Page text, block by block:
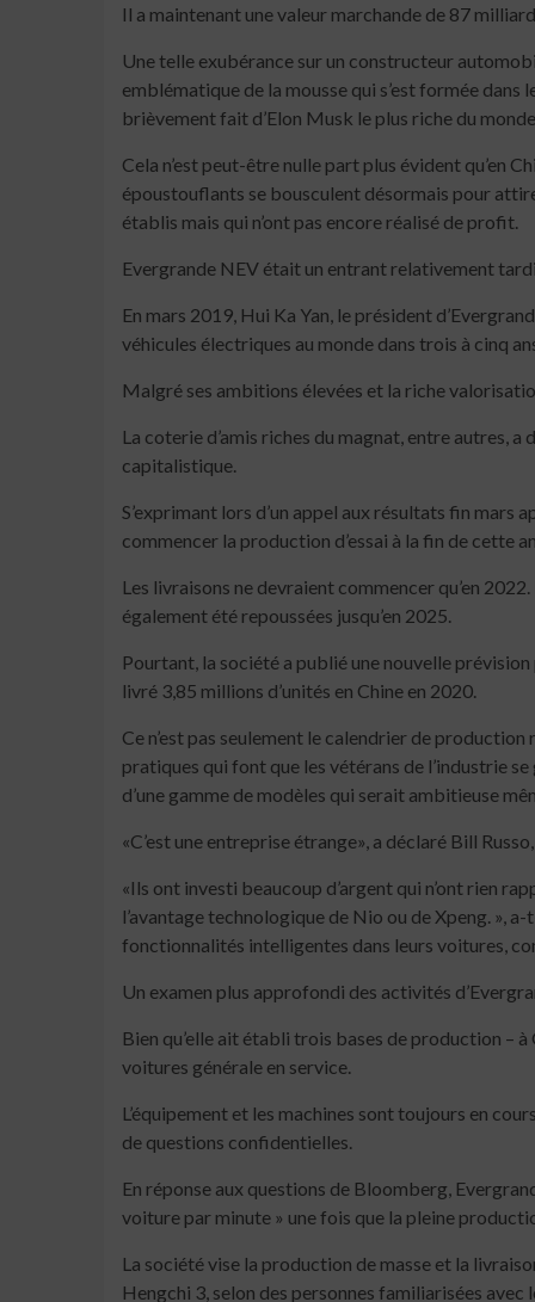
Il a maintenant une valeur marchande de 87
Une telle exubérance sur un constructeur
emblématique de la mousse qui s’est formée dans
brièvement fait d’Elon Musk le plus riche du
Cela n’est peut-être nulle part plus évident qu’en
époustouflants se bousculent désormais pour
établis mais qui n’ont pas encore réalisé de profit.
Evergrande NEV était un entrant relativement
En mars 2019, Hui Ka Yan, le président
véhicules électriques au monde dans trois à cinq
Malgré ses ambitions élevées et la riche
La coterie d’amis riches du magnat, entre autres,
capitalistique.
S’exprimant lors d’un appel aux résultats fin
commencer la production d’essai à la fin de cette
Les livraisons ne devraient commencer qu’en
également été repoussées jusqu’en 2025.
Pourtant, la société a publié une nouvelle
livré 3,85 millions d’unités en Chine en 2020.
Ce n’est pas seulement le calendrier de
pratiques qui font que les vétérans de l’industrie
d’une gamme de modèles qui serait ambitieuse
«C’est une entreprise étrange», a déclaré Bill
«Ils ont investi beaucoup d’argent qui n’ont rien
l’avantage technologique de Nio ou de Xpeng. »,
fonctionnalités intelligentes dans leurs voitures,
Un examen plus approfondi des activités
Bien qu’elle ait établi trois bases de production – à
voitures générale en service.
L’équipement et les machines sont toujours en
de questions confidentielles.
En réponse aux questions de Bloomberg,
voiture par minute » une fois que la pleine
La société vise la production de masse et la
Hengchi 3, selon des personnes familiarisées avec